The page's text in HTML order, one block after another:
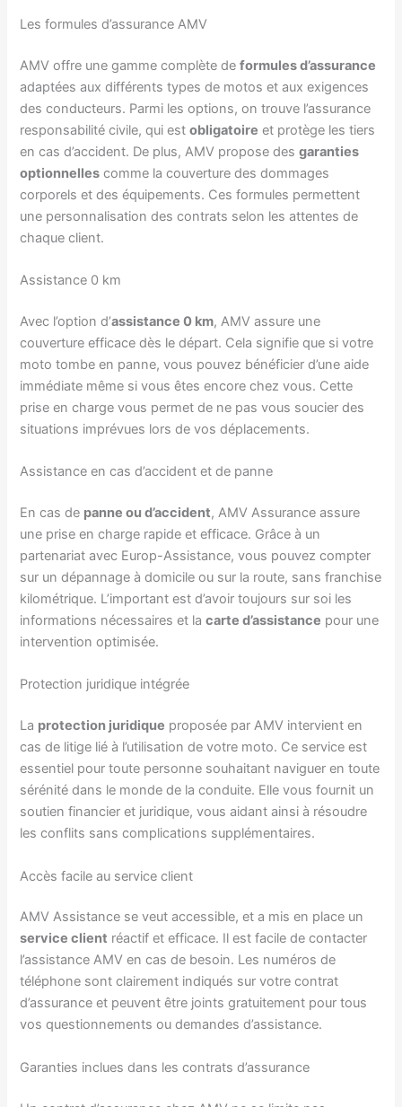
Les formules d’assurance AMV
AMV offre une gamme complète deformules d’assurance
adaptées aux différents types de motos et aux exigences
des conducteurs. Parmi les options, on trouve l’assurance
responsabilité civile, qui estobligatoire et protège les tiers
en cas d’accident. De plus, AMV propose desgaranties
optionnelles comme la couverture des dommages
corporels et des équipements. Ces formules permettent
une personnalisation des contrats selon les attentes de
chaque client.
Assistance 0 km
Avec l’option d’assistance 0 km, AMV assure une
couverture efficace dès le départ. Cela signifie que si votre
moto tombe en panne, vous pouvez bénéficier d’une aide
immédiate même si vous êtes encore chez vous. Cette
prise en charge vous permet de ne pas vous soucier des
situations imprévues lors de vos déplacements.
Assistance en cas d’accident et de panne
En cas de panne ou d’accident, AMV Assurance assure
une prise en charge rapide et efficace. Grâce à un
partenariat avec Europ-Assistance, vous pouvez compter
sur un dépannage à domicile ou sur la route, sans franchise
kilométrique. L’important est d’avoir toujours sur soi les
informations nécessaires et lacarte d’assistance pour une
intervention optimisée.
Protection juridique intégrée
La protection juridique proposée par AMV intervient en
cas de litige lié à l’utilisation de votre moto. Ce service est
essentiel pour toute personne souhaitant naviguer en toute
sérénité dans le monde de la conduite. Elle vous fournit un
soutien financier et juridique, vous aidant ainsi à résoudre
les conflits sans complications supplémentaires.
Accès facile au service client
AMV Assistance se veut accessible, et a mis en place un
service client réactif et efficace. Il est facile de contacter
l’assistance AMV en cas de besoin. Les numéros de
téléphone sont clairement indiqués sur votre contrat
d’assurance et peuvent être joints gratuitement pour tous
vos questionnements ou demandes d’assistance.
Garanties inclues dans les contrats d’assurance